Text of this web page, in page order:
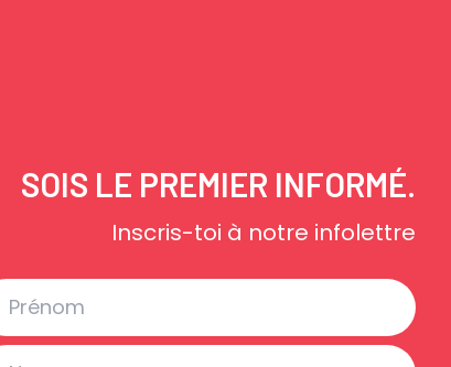
SOIS LE PREMIER INFORMÉ.
Inscris-toi à notre infolettre